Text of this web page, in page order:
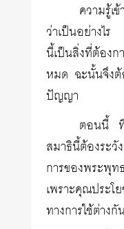
ความรู้เ
ว่าเป็นอย่างไ
นี้เป็นสิ่งที่ต้องก
หมด ฉะนั้นจึงต้
ปัญญา
ตอนนี้ ที่
สมาธินี้ต้องระ
การของพระพุ
เพราะคุณปร
ทางการใช้ต่าง